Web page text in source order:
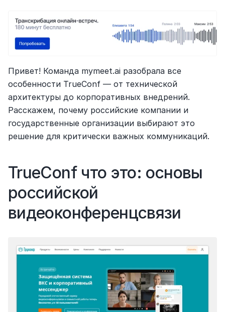
Привет! Команда mymeet.ai разобрала все
особенности TrueConf — от технической
архитектуры до корпоративных внедрений.
Расскажем, почему российские компании и
государственные организации выбирают это
решение для критически важных коммуникаций.
TrueConf что это: основы
российской
видеоконференцсвязи